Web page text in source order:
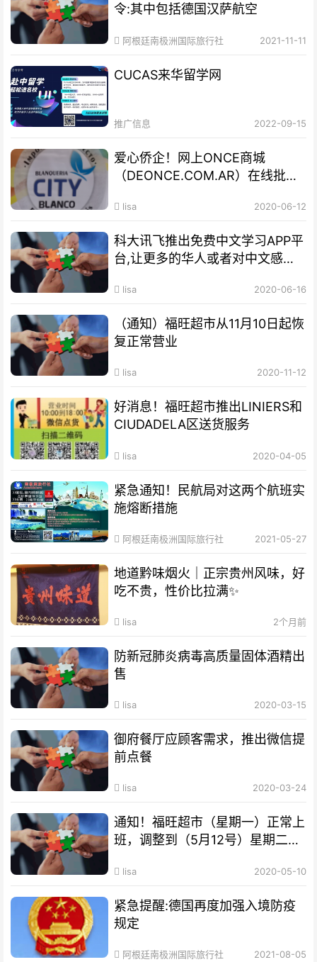
令:其中包括德国汉萨航空
阿根廷南极洲国际旅行社 2021-11-11
CUCAS来华留学网
推广信息 2022-09-15
爱心侨企！网上ONCE商城
（DEONCE.COM.AR）在线批发
lisa 2020-06-12
科大讯飞推出免费中文学习APP平
台,让更多的华人或者对中文感兴
lisa 2020-06-16
（通知）福旺超市从11月10日起恢
复正常营业
lisa 2020-11-12
好消息！福旺超市推出LINIERS和
CIUDADELA区送货服务
lisa 2020-04-05
紧急通知！民航局对这两个航班实
施熔断措施
阿根廷南极洲国际旅行社 2021-05-27
地道黔味烟火｜正宗贵州风味，好
吃不贵，性价比拉满✨
lisa 2个月前
防新冠肺炎病毒高质量固体酒精出
售
lisa 2020-03-15
御府餐厅应顾客需求，推出微信提
前点餐
lisa 2020-03-24
通知！福旺超市（星期一）正常上
班，调整到（5月12号）星期二公
lisa 2020-05-10
紧急提醒:德国再度加强入境防疫
规定
阿根廷南极洲国际旅行社 2021-08-05